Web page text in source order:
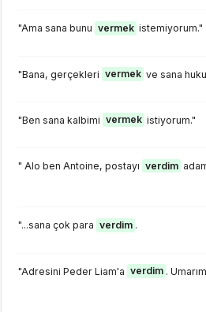
"Ama sana bunu vermek istemiyorum."
"Bana, gerçekleri vermek ve sana
"Ben sana kalbimi vermek istiyorum."
" Alo ben Antoine, postayı verdim
"...sana çok para verdim .
"Adresini Peder Liam'a verdim .